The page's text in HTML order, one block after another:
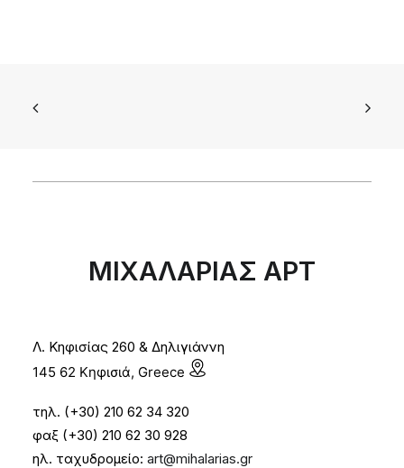
ΜΙΧΑΛΑΡΙΑΣ ΑΡΤ
Λ. Κηφισίας 260 & Δηλιγιάννη
145 62 Κηφισιά, Greece
τηλ. (+30) 210 62 34 320
φαξ (+30) 210 62 30 928
ηλ. ταχυδρομείο: art@mihalarias.gr